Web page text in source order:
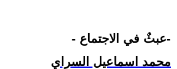
- عبثٌ في الاجتماع-
محمد اسماعيل السراي